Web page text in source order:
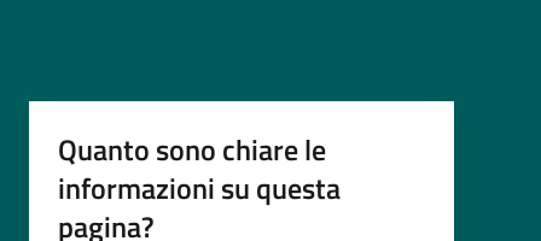
Quanto sono chiare le
informazioni su questa
pagina?